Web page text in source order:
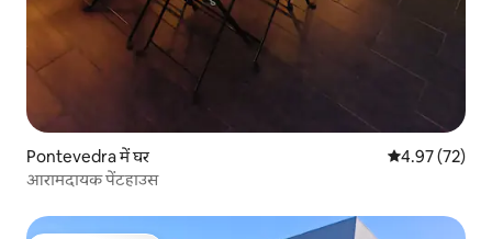
Pontevedra में घर औसत रेटिंग 5 में
4.97 (72)
आरामदायक पेंटहाउस